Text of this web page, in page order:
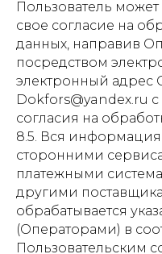
Пользователь
свое согласие на
данных, направив
посредством
электронный адрес
Dokfors@yandex.ru
согласия на
8.5. Вся
сторонними
платежными
другими
обрабатывается
(Операторами) в
Пользовательским